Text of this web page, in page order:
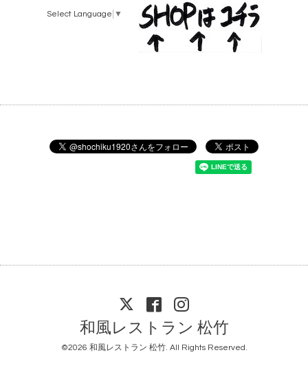
Select Language ▼
和風レストラン 松竹
©2026 和風レストラン 松竹. All Rights Reserved.